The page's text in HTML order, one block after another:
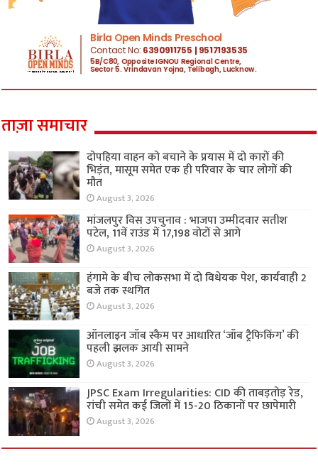
ताज़ा समाचार
दोपहिया वाहन को बचाने के प्रयास में दो कारों की
भिड़ंत, मासूम समेत एक ही परिवार के चार लोगों की
मौत
August 3, 2026
मांजलपुर विस उपचुनाव : भाजपा उम्मीदवार सतीश
पटेल, 11वें राउंड में 17,198 वोटों से आगे
August 3, 2026
हंगामे के बीच लोकसभा में दो विधेयक पेश, कार्यवाही 2
बजे तक स्थगित
August 3, 2026
ऑनलाइन जॉब स्कैम पर आधारित ‘जॉब ट्रैफिकिंग’ की
पहली झलक आयी सामने
August 3, 2026
JPSC Exam Irregularities: CID की ताबड़तोड़ रेड,
रांची समेत कई जिलों में 15-20 ठिकानों पर छापेमारी
August 3, 2026